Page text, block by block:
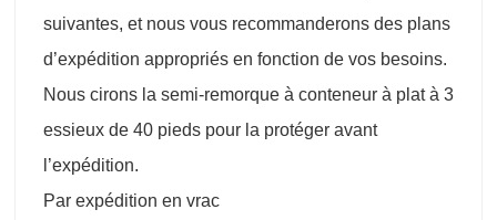
suivantes, et nous vous recommanderons des plans
d’expédition appropriés en fonction de vos besoins.
Nous cirons la semi-remorque à conteneur à plat à 3
essieux de 40 pieds pour la protéger avant
l’expédition.
Par expédition en vrac